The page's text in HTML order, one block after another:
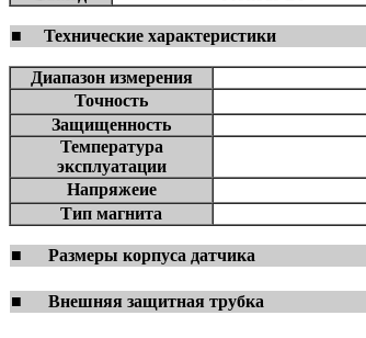
■ Технические характеристики
Диапазон измерения
Точность
Защищенность
Температура
эксплуатации
Напряжеие
Тип магнита
■ Размеры корпуса датчика
■ Внешняя защитная трубка